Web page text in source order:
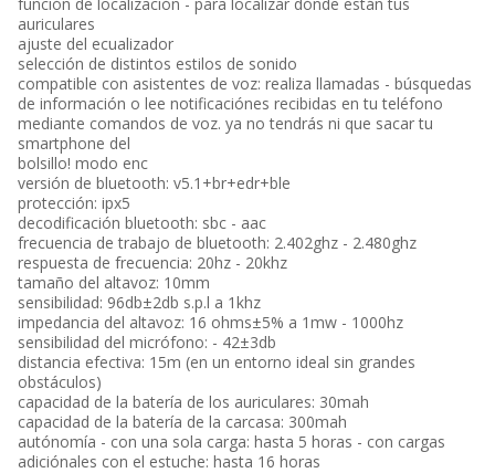
auriculares
ajuste del ecualizador
selección de distintos estilos de sonido
compatible con asistentes de voz: realiza llamadas - búsquedas
de información o lee notificaciónes recibidas en tu teléfono
mediante comandos de voz. ya no tendrás ni que sacar tu
smartphone del
bolsillo! modo enc
versión de bluetooth: v5.1+br+edr+ble
protección: ipx5
decodificación bluetooth: sbc - aac
frecuencia de trabajo de bluetooth: 2.402ghz - 2.480ghz
respuesta de frecuencia: 20hz - 20khz
tamaño del altavoz: 10mm
sensibilidad: 96db±2db s.p.l a 1khz
impedancia del altavoz: 16 ohms±5% a 1mw - 1000hz
sensibilidad del micrófono: - 42±3db
distancia efectiva: 15m (en un entorno ideal sin grandes
obstáculos)
capacidad de la batería de los auriculares: 30mah
capacidad de la batería de la carcasa: 300mah
autónomía - con una sola carga: hasta 5 horas - con cargas
adiciónales con el estuche: hasta 16 horas